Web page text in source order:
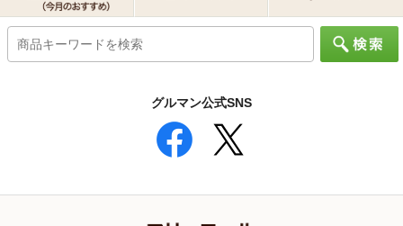
グルマン公式SNS